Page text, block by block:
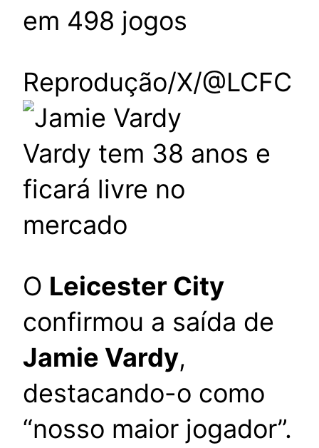
em 498 jogos
Reprodução/X/@LCFC
Vardy tem 38 anos e
ficará livre no
mercado
O Leicester City
confirmou a saída de
Jamie Vardy,
destacando-o como
“nosso maior jogador”.